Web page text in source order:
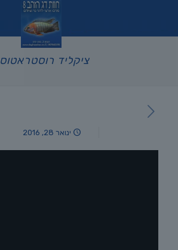
ציקליד רוסטראטוס
ינואר 28, 2016